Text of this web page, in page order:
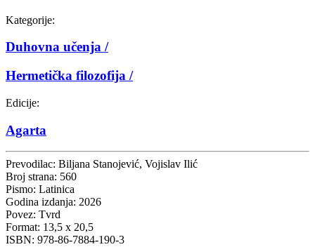
Kategorije:
Duhovna učenja /
Hermetička filozofija /
Edicije:
Agarta
Prevodilac: Biljana Stanojević, Vojislav Ilić
Broj strana: 560
Pismo: Latinica
Godina izdanja: 2026
Povez: Tvrd
Format: 13,5 x 20,5
ISBN: 978-86-7884-190-3